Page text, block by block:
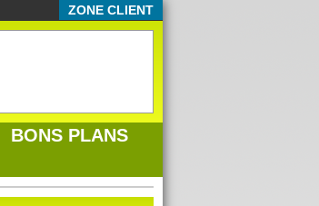
ZONE CLIENT
BONS PLANS